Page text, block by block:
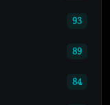
93
89
84